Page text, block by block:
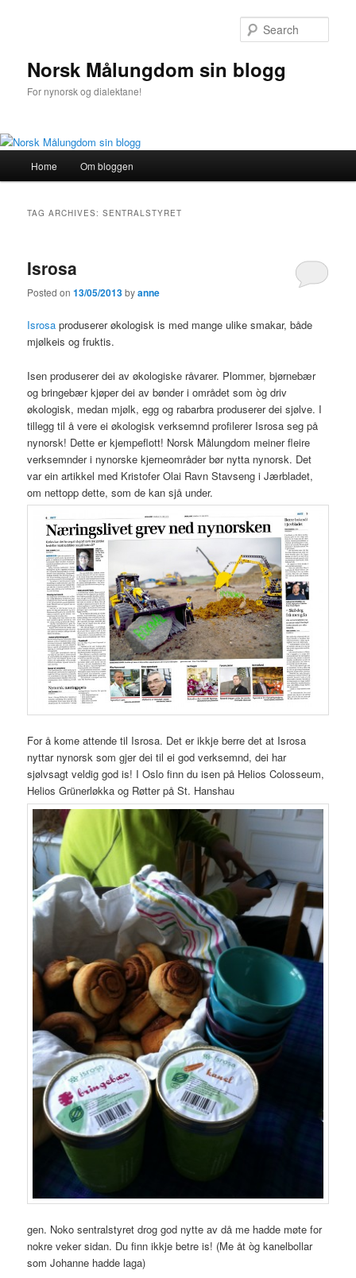
Norsk Målungdom sin blogg
For nynorsk og dialektane!
Skip
content
Skip
content
Home Om bloggen
TAG ARCHIVES:SENTRALSTYRET
Isrosa
Posted on13/05/2013byanne
Isrosa produserer økologisk is med mange ulike smakar, både
mjølkeis og fruktis.
Isen produserer dei av økologiske råvarer. Plommer, bjørnebær
og bringebær kjøper dei av bønder i området som òg driv
økologisk, medan mjølk, egg og rabarbra produserer dei sjølve. I
tillegg til å vere ei økologisk verksemnd profilerer Isrosa seg på
nynorsk! Dette er kjempeflott! Norsk Målungdom meiner fleire
verksemnder i nynorske kjerneområder bør nytta nynorsk. Det
var ein artikkel med Kristofer Olai Ravn Stavseng i Jærbladet,
om nettopp dette, som de kan sjå under.
For å kome attende til Isrosa. Det er ikkje berre det at Isrosa
nyttar nynorsk som gjer dei til ei god verksemnd, dei har
sjølvsagt veldig god is! I Oslo finn du isen på Helios Colosseum,
Helios Grünerløkka og Røtter på St. Hanshau
gen. Noko sentralstyret drog god nytte av då me hadde møte for
nokre veker sidan. Du finn ikkje betre is! (Me åt òg kanelbollar
som Johanne hadde laga)